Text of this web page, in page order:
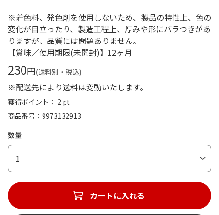
※着色料、発色剤を使用しないため、製品の特性上、色の
変化が目立ったり、製造工程上、厚みや形にバラつきがあ
りますが、品質には問題ありません。
【賞味／使用期限(未開封)】12ヶ月
230円(送料別・税込)
※配送先により送料は変動いたします。
獲得ポイント： 2 pt
商品番号
9973132913
数量
1
カートに入れる